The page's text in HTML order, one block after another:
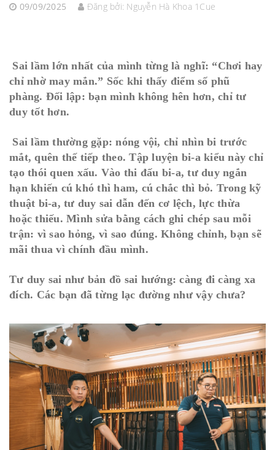
09/09/2025 Đăng bởi: Nguyễn Hà Khoa 1Cue
Sai lầm lớn nhất của mình từng là nghĩ: “Chơi hay
chỉ nhờ may mắn.” Sốc khi thấy điểm số phũ
phàng. Đối lập: bạn mình không hên hơn, chỉ tư
duy tốt hơn.
Sai lầm thường gặp: nóng vội, chỉ nhìn bi trước
mắt, quên thế tiếp theo. Tập luyện bi-a kiểu này chỉ
tạo thói quen xấu. Vào thi đấu bi-a, tư duy ngắn
hạn khiến cú khó thì ham, cú chắc thì bỏ. Trong kỹ
thuật bi-a, tư duy sai dẫn đến cơ lệch, lực thừa
hoặc thiếu. Mình sửa bằng cách ghi chép sau mỗi
trận: vì sao hỏng, vì sao đúng. Không chỉnh, bạn sẽ
mãi thua vì chính đầu mình.
Tư duy sai như bản đồ sai hướng: càng đi càng xa
đích. Các bạn đã từng lạc đường như vậy chưa?